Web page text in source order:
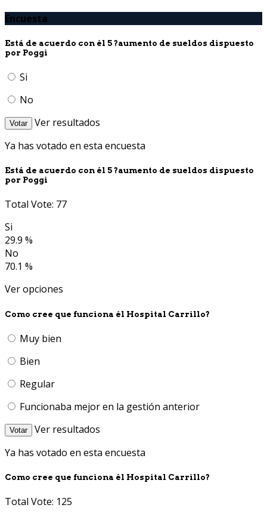
Encuesta
Está de acuerdo con él 5 ?aumento de sueldos dispuesto
por Poggi
Si
No
Votar
Ver resultados
Ya has votado en esta encuesta
Está de acuerdo con él 5 ?aumento de sueldos dispuesto
por Poggi
Total Vote: 77
Si
29.9 %
No
70.1 %
Ver opciones
Como cree que funciona él Hospital Carrillo?
Muy bien
Bien
Regular
Funcionaba mejor en la gestión anterior
Votar
Ver resultados
Ya has votado en esta encuesta
Como cree que funciona él Hospital Carrillo?
Total Vote: 125